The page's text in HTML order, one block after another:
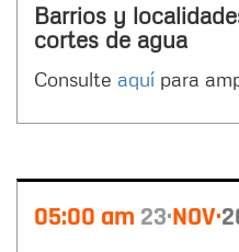
Barrios y
cortes de agua
Consulte aquí para
05:00 am 23 NOV